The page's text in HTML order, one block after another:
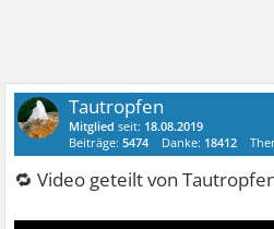
Tautropfen
Mitglied seit: 18.08.2019
Beiträge:5474 Danke: 18412
🔁 Video geteilt von